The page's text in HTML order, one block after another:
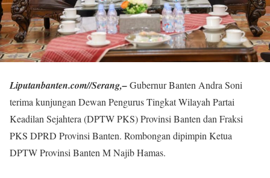
Liputanbanten.com//Serang,–Gubernur Banten Andra Soni
terima kunjungan Dewan Pengurus Tingkat Wilayah Partai
Keadilan Sejahtera (DPTW PKS) Provinsi Banten dan Fraksi
PKS DPRD Provinsi Banten. Rombongan dipimpin Ketua
DPTW Provinsi Banten M Najib Hamas.